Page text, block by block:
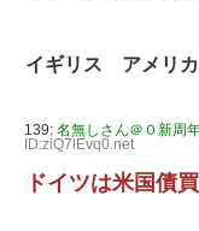
イギリス アメリ
139: 名無しさん＠０新周
ID:ziQ7lEvq0.net
ドイツは米国債